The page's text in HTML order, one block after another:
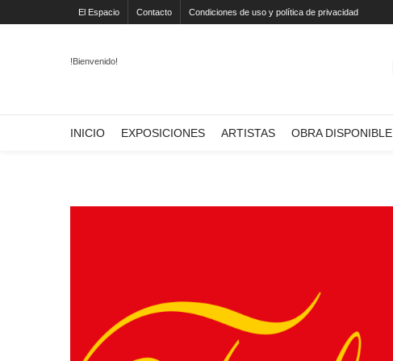
El Espacio Contacto Condiciones de uso y política de privacidad
!Bienvenido!
INICIO EXPOSICIONES ARTISTAS OBRA DISPONIBLE